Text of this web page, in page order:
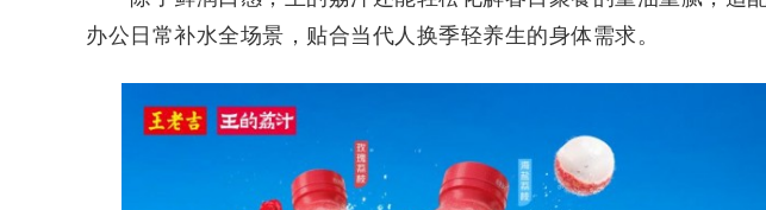
办公日常补水全场景，贴合当代人换季轻养生的身体需求。